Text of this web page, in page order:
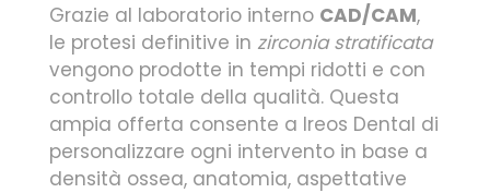
Grazie al laboratorio interno CAD/CAM,
le protesi definitive in zirconia stratificata
vengono prodotte in tempi ridotti e con
controllo totale della qualità. Questa
ampia offerta consente a Ireos Dental di
personalizzare ogni intervento in base a
densità ossea, anatomia, aspettative